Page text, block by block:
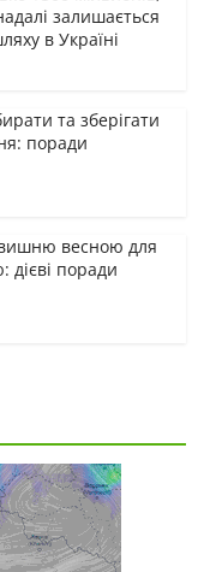
залишається
в Україні
та зберігати
поради
весною для
поради